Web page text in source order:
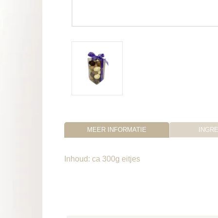
MEER INFORMATIE
Inhoud: ca 300g eitjes